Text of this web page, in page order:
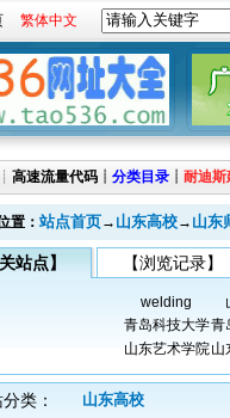
繁体中文
高速流量代码 ┊ 分类目录 ┊ 耐迪斯
置： 站点首页→ 山东高校→ 山东
站点】 【浏览记录】
welding
青岛科技大学青
山东艺术学院山
类： 山东高校